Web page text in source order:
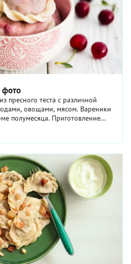
фото
пресного теста с различной
овощами, мясом. Вареники
полумесяца. Приготовление
много ...